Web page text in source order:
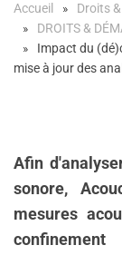
Accueil Droits
DROITS &
Impact du
mise à jour des
Afin
sonore,
mesures